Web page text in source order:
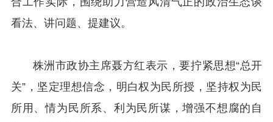
看法、讲问题、提建议。
株洲市政协主席聂方红表示，要拧紧思想“总开
关”，坚定理想信念，明白权为民所授，坚持权为民
所用、情为民所系、利为民所谋，增强不想腐的自